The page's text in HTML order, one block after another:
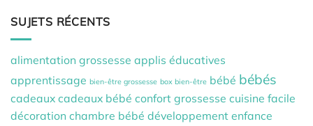
SUJETS RÉCENTS
alimentation grossesse applis éducatives
apprentissage bien-être grossesse box bien-être bébé bébés
cadeaux cadeaux bébé confort grossesse cuisine facile
décoration chambre bébé développement enfance